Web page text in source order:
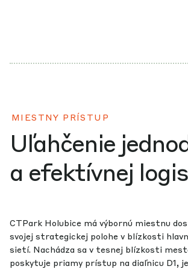
MIESTNY PRÍSTUP
Uľahčenie
a efektívnej
CTPark Holubice má výbornú miestnu
svojej strategickej polohe v blízkosti
sietí. Nachádza sa v tesnej blízkosti
poskytuje priamy prístup na diaľnicu D1,